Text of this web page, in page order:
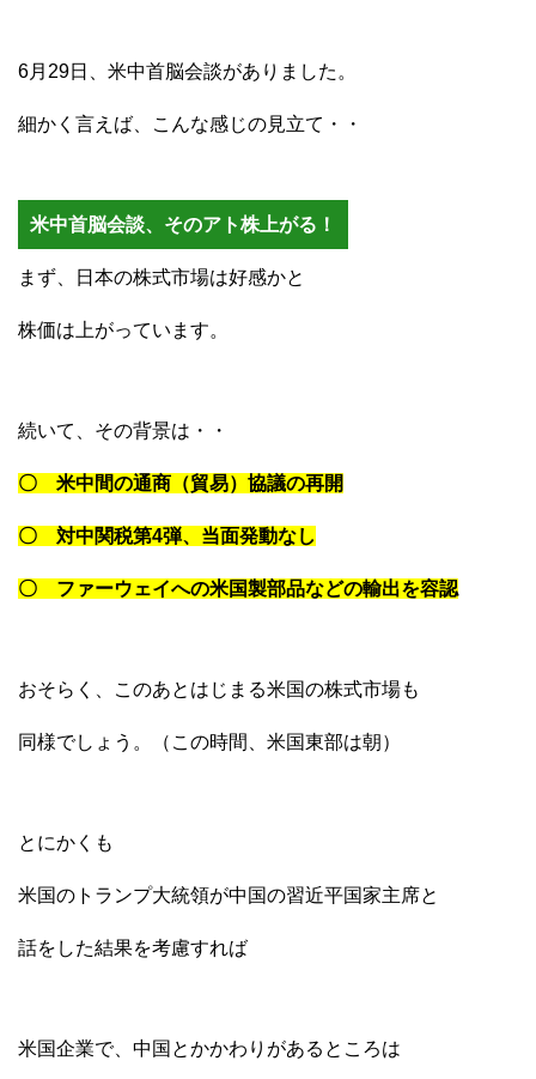
6月29日、米中首脳会談がありました。
細かく言えば、こんな感じの見立て・・
米中首脳会談、そのアト株上がる！
まず、日本の株式市場は好感かと
株価は上がっています。
続いて、その背景は・・
〇 米中間の通商（貿易）協議の再開
〇 対中関税第4弾、当面発動なし
〇 ファーウェイへの米国製部品などの輸出を容認
おそらく、このあとはじまる米国の株式市場も
同様でしょう。（この時間、米国東部は朝）
とにかくも
米国のトランプ大統領が中国の習近平国家主席と
話をした結果を考慮すれば
米国企業で、中国とかかわりがあるところは